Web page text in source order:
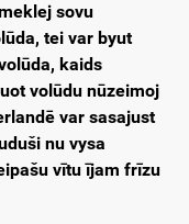
sovu
tei var byut
kaids
volūdu nūzeimoj
var sasajust
nu vysa
vītu ījam frīzu